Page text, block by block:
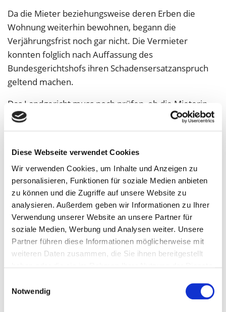
Diese Webseite verwendet Cookies
Wir verwenden Cookies, um Inhalte und Anzeigen zu
personalisieren, Funktionen für soziale Medien anbieten
zu können und die Zugriffe auf unsere Website zu
analysieren. Außerdem geben wir Informationen zu Ihrer
Verwendung unserer Website an unsere Partner für
soziale Medien, Werbung und Analysen weiter. Unsere
Partner führen diese Informationen möglicherweise mit
weiteren Daten zusammen, die Sie ihnen bereitgestellt
Notwendig
Da die Mieter beziehungsweise deren Erben die
Wohnung weiterhin bewohnen, begann die
Verjährungsfrist noch gar nicht. Die Vermieter
konnten folglich nach Auffassung des
Bundesgerichtshofs ihren Schadensersatzanspruch
geltend machen.
Das Landgericht muss noch prüfen, ob die Mieterin
bzw. deren Erben oder vorrangig die
Gebäudeversicherung für den Schaden einstehen
Ihr Ansprechpartner:
Unser Experte
RechtsanwaltStephan Dingler
Ihr Ansprechpartner:
Stephan Dingler